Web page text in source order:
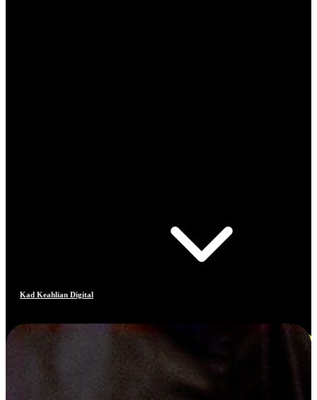
Kad Keahlian Digital